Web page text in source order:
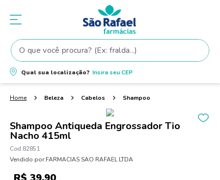
O que você procura? (Ex: fralda...)
Qual sua localização? Insira seu CEP
Beleza Cabelos Shampoo
Shampoo Antiqueda Engrossador Tio
Nacho 415ml
82851
Vendido por:FARMACIAS SAO RAFAEL LTDA
Termos mais buscados
1º fralda
shampoo
4º lenço umedecido
5º tintura cabelo
6º elseve